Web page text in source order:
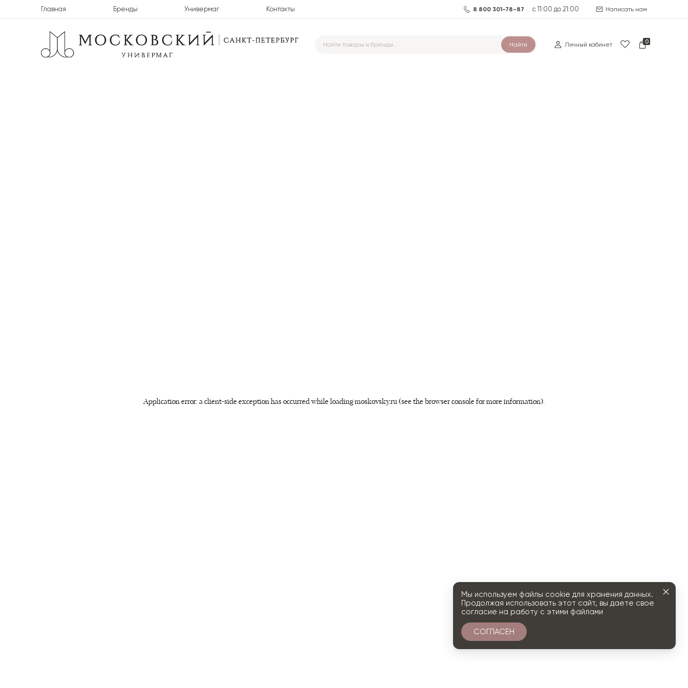
Главная Бренды Универмаг Контакты 8 800 301-78-87 с 11:00 до 21:00 Написать нам
Найти Личный кабинет 0
Application error: a client-side exception has occurred while loadingmoskovsky.ru (see the browser console for more information).
Мы используем файлы cookie для хранения данных.
Продолжая использовать этот сайт, вы даете свое
согласие на работу с этими файлами
СОГЛАСЕН